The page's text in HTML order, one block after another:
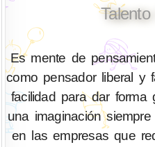
Es mente de
como pensador liberal y
facilidad para dar
una imaginación
en las empresas que